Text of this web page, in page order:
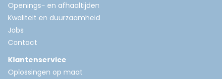
Openings- en afhaaltijden
Kwaliteit en duurzaamheid
Jobs
Contact
Klantenservice
Oplossingen op maat